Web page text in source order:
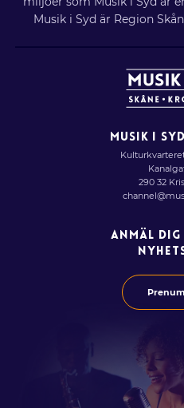
Musik i Syd är Region
MUSIK I
290 32
ANMÄL DIG